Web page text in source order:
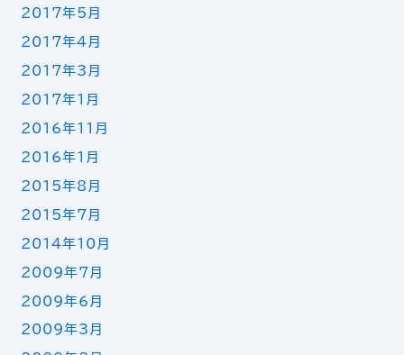
2017年5月
2017年4月
2017年3月
2017年1月
2016年11月
2016年1月
2015年8月
2015年7月
2014年10月
2009年7月
2009年6月
2009年3月